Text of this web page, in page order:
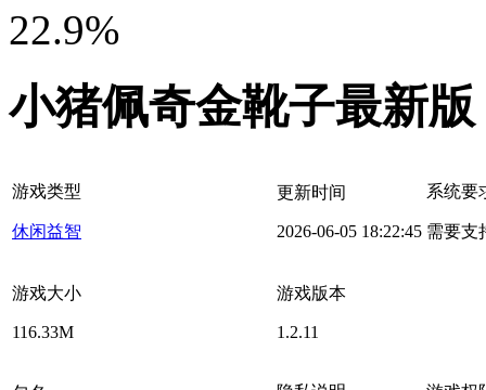
22.9%
小猪佩奇金靴子最新版
游戏类型
休闲益智
更新时间
2026-06-05 18:22:45
系统要
需要支
游戏大小
116.33M
游戏版本
1.2.11